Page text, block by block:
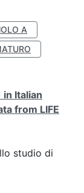
A
Italian
from LIFE
studio di